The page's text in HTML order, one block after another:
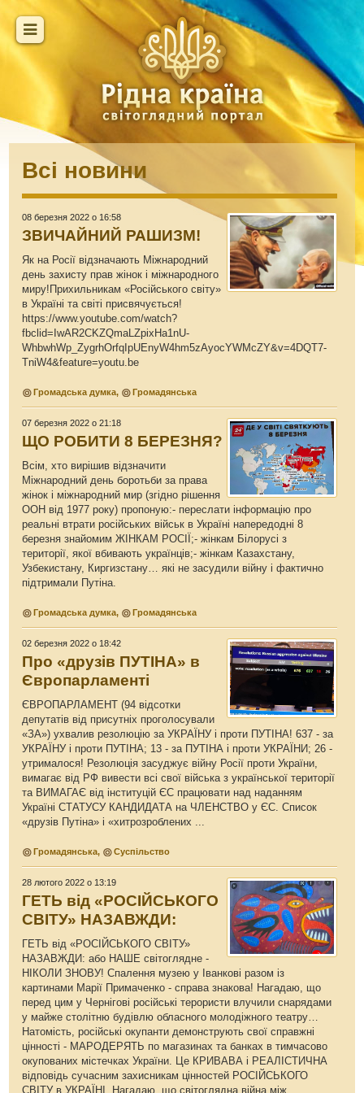
Всі новини
08 березня 2022 о 16:58
ЗВИЧАЙНИЙ РАШИЗМ!
Як на Росії відзначають Міжнародний
день захисту прав жінок і міжнародного
миру!Прихильникам «Російського світу»
в Україні та світі присвячується!
https://www.youtube.com/watch?
fbclid=IwAR2CKZQmaLZpixHa1nU-
WhbwhWp_ZygrhOrfqIpUEnyW4hm5zAyocYWMcZY&v=4DQT7-
TniW4&feature=youtu.be
Громадська думка, Громадянська
07 березня 2022 о 21:18
ЩО РОБИТИ 8 БЕРЕЗНЯ?
Всім, хто вирішив відзначити
Міжнародний день боротьби за права
жінок і міжнародний мир (згідно рішення
ООН від 1977 року) пропоную:- переслати інформацію про
реальні втрати російських військ в Україні напередодні 8
березня знайомим ЖІНКАМ РОСІЇ;- жінкам Білорусі з
території, якої вбивають українців;- жінкам Казахстану,
Узбекистану, Киргизстану… які не засудили війну і фактично
підтримали Путіна.
Громадська думка, Громадянська
02 березня 2022 о 18:42
Про «друзів ПУТІНА» в
Європарламенті
ЄВРОПАРЛАМЕНТ (94 відсотки
депутатів від присутніх проголосували
«ЗА») ухвалив резолюцію за УКРАЇНУ і проти ПУТІНА! 637 - за
УКРАЇНУ і проти ПУТІНА; 13 - за ПУТІНА і проти УКРАЇНИ; 26 -
утрималося! Резолюція засуджує війну Росії проти України,
вимагає від РФ вивести всі свої війська з української території
та ВИМАГАЄ від інституцій ЄС працювати над наданням
Україні СТАТУСУ КАНДИДАТА на ЧЛЕНСТВО у ЄС. Список
«друзів Путіна» і «хитрозроблених ...
Громадянська, Суспільство
28 лютого 2022 о 13:19
ГЕТЬ від «РОСІЙСЬКОГО
СВІТУ» НАЗАВЖДИ:
ГЕТЬ від «РОСІЙСЬКОГО СВІТУ»
НАЗАВЖДИ: або НАШЕ світоглядне -
НІКОЛИ ЗНОВУ! Спалення музею у Іванкові разом із
картинами Марії Примаченко - справа знакова! Нагадаю, що
перед цим у Чернігові російські терористи влучили снарядами
у майже столітню будівлю обласного молодіжного театру…
Натомість, російські окупанти демонструють свої справжні
цінності - МАРОДЕРЯТЬ по магазинах та банках в тимчасово
окупованих містечках України. Це КРИВАВА і РЕАЛІСТИЧНА
відповідь сучасним захисникам цінностей РОСІЙСЬКОГО
СВІТУ в УКРАЇНІ. Нагадаю, що світоглядна війна між